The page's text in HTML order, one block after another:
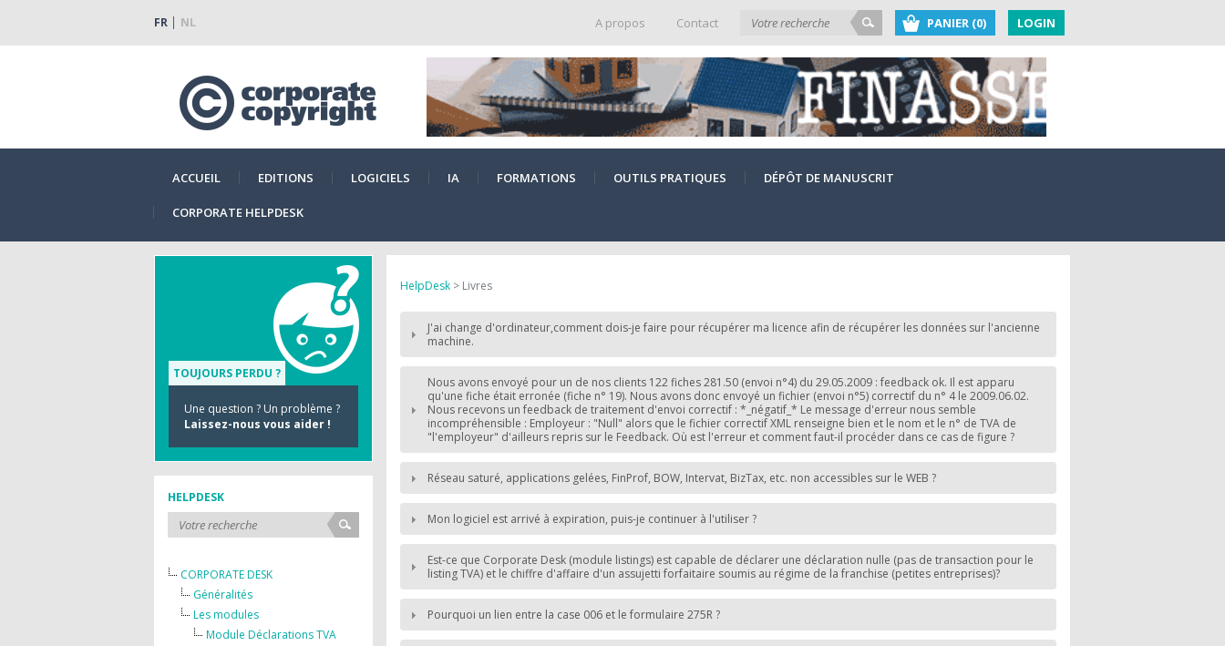
FR NL A propos Contact PANIER (0) LOGIN
ACCUEIL EDITIONS LOGICIELS IA FORMATIONS OUTILS PRATIQUES DÉPÔT DE MANUSCRIT
CORPORATE HELPDESK
TOUJOURS PERDU ?
Une question ? Un problème ?
Laissez-nous vous aider !
HELPDESK
CORPORATE DESK
Généralités
Les modules
Module Déclarations TVA
HelpDesk > Livres
J'ai change d'ordinateur,comment dois-je faire pour récupérer ma licence afin de récupérer les données sur l'ancienne
machine.
Nous avons envoyé pour un de nos clients 122 fiches 281.50 (envoi n°4) du 29.05.2009 : feedback ok. Il est apparu
qu'une fiche était erronée (fiche n° 19). Nous avons donc envoyé un fichier (envoi n°5) correctif du n° 4 le 2009.06.02.
Nous recevons un feedback de traitement d'envoi correctif : *_négatif_* Le message d'erreur nous semble
incompréhensible : Employeur : "Null" alors que le fichier correctif XML renseigne bien et le nom et le n° de TVA de
"l'employeur" d'ailleurs repris sur le Feedback. Où est l'erreur et comment faut-il procéder dans ce cas de figure ?
Réseau saturé, applications gelées, FinProf, BOW, Intervat, BizTax, etc. non accessibles sur le WEB ?
Mon logiciel est arrivé à expiration, puis-je continuer à l'utiliser ?
Est-ce que Corporate Desk (module listings) est capable de déclarer une déclaration nulle (pas de transaction pour le
listing TVA) et le chiffre d'affaire d'un assujetti forfaitaire soumis au régime de la franchise (petites entreprises)?
Pourquoi un lien entre la case 006 et le formulaire 275R ?